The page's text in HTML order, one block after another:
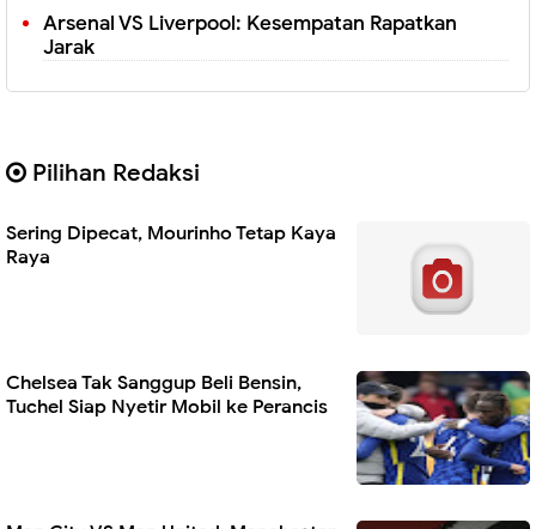
Arsenal VS Liverpool: Kesempatan Rapatkan
Jarak
Pilihan Redaksi
Sering Dipecat, Mourinho Tetap Kaya
Raya
Chelsea Tak Sanggup Beli Bensin,
Tuchel Siap Nyetir Mobil ke Perancis